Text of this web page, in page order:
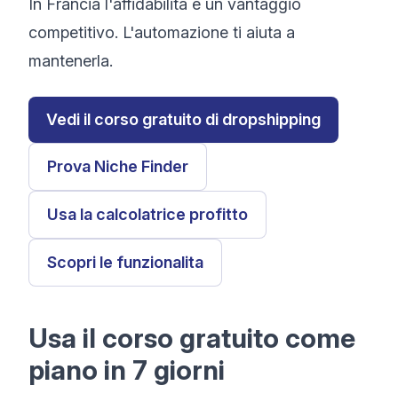
In Francia l'affidabilita e un vantaggio
competitivo. L'automazione ti aiuta a
mantenerla.
Vedi il corso gratuito di dropshipping
Prova Niche Finder
Usa la calcolatrice profitto
Scopri le funzionalita
Usa il corso gratuito come
piano in 7 giorni